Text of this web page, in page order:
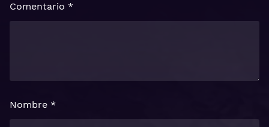
Comentario *
Nombre *